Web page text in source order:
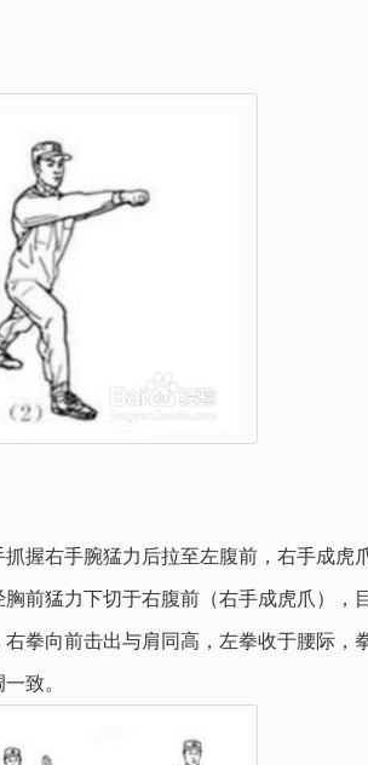
握右手腕猛力后拉至左腹前，右手成虎
前猛力下切于右腹前（右手成虎爪）
拳向前击出与肩同高，左拳收于腰际，
致。